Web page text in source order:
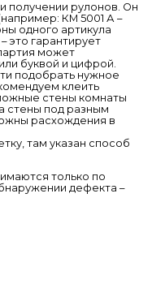
получении рулонов. Он
КМ 5001 А –
одного артикула
это гарантирует
может
буквой и цифрой.
подобрать нужное
клеить
стены комнаты
стены под разным
расхождения в
там указан способ
только по
дефекта –